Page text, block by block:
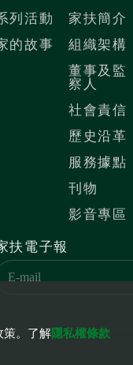
列活動
的故事
家扶簡介
組織架構
董事及監
察人
社會責信
歷史沿革
服務據點
刊物
影音專區
扶電子報
策。了解隱私權條款